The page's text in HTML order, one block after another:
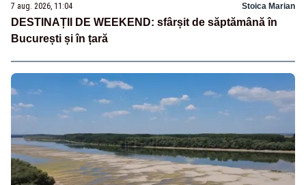
7 aug. 2026, 11:04 Stoica Marian
DESTINAȚII DE WEEKEND: sfârșit de săptămână în
București și în țară